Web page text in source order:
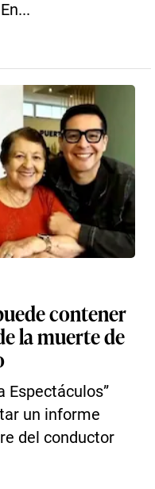
contener
la muerte de
Espectáculos”
un informe
del conductor